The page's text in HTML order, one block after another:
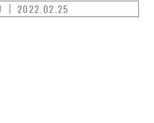
2022.02.25